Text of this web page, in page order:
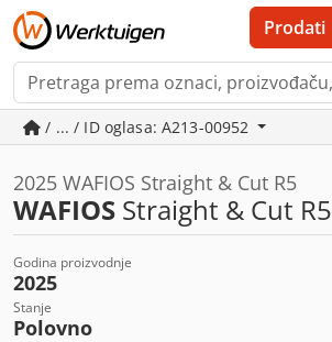
Prodati
/ ... / ID oglasa: A213-00952
2025 WAFIOS Straight & Cut R5
WAFIOS Straight & Cut R5
Godina proizvodnje
2025
Stanje
Polovno